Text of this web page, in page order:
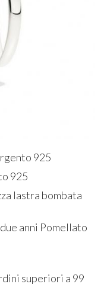
925
925
lastra bombata
anni Pomellato
superiori a 99